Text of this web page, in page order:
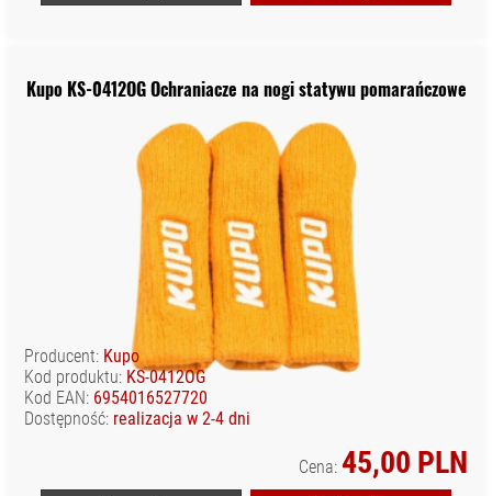
Kupo KS-0412OG Ochraniacze na nogi statywu pomarańczowe
Producent: Kupo
Kod produktu: KS-0412OG
Kod EAN: 6954016527720
Dostępność: realizacja w 2-4 dni
Cena: 45,00 PLN